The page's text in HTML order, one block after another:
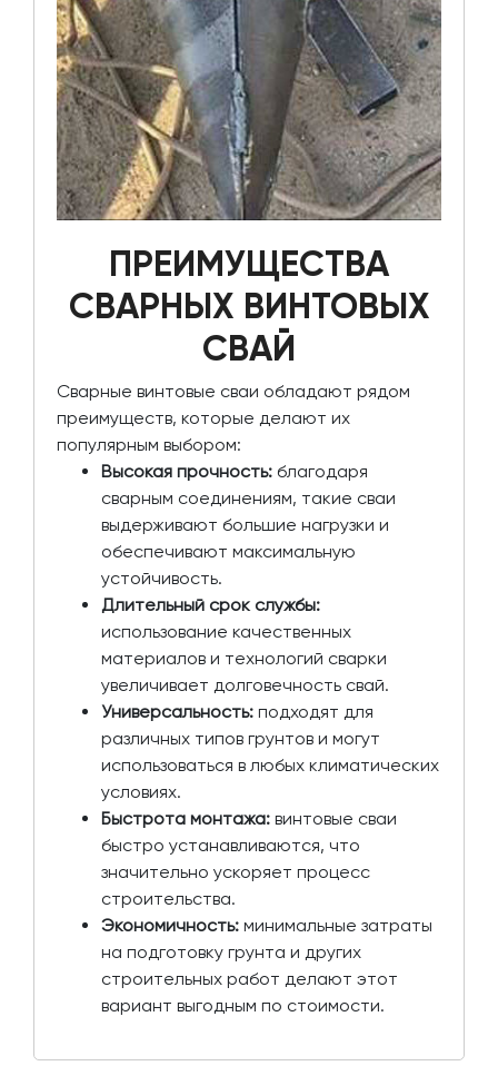
ПРЕИМУЩЕСТВА
СВАРНЫХ ВИНТОВЫХ
СВАЙ
Сварные винтовые сваи обладают рядом
преимуществ, которые делают их
популярным выбором:
Высокая прочность: благодаря
сварным соединениям, такие сваи
выдерживают большие нагрузки и
обеспечивают максимальную
устойчивость.
Длительный срок службы:
использование качественных
материалов и технологий сварки
увеличивает долговечность свай.
Универсальность: подходят для
различных типов грунтов и могут
использоваться в любых климатических
условиях.
Быстрота монтажа: винтовые сваи
быстро устанавливаются, что
значительно ускоряет процесс
строительства.
Экономичность: минимальные затраты
на подготовку грунта и других
строительных работ делают этот
вариант выгодным по стоимости.